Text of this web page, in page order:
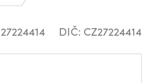
DIČ: CZ27224414